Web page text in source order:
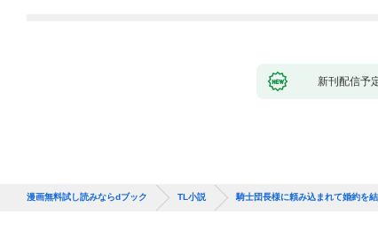
新刊配信予
漫画無料試し読みならdブック TL小説 騎士団長様に頼み込まれて婚約を